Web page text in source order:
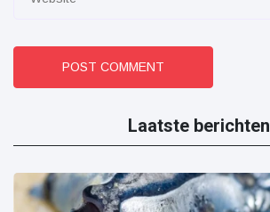
POST COMMENT
Laatste berichten